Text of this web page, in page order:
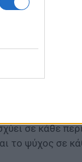
2023.
με
θα
300 ευρώ
σε κάθε
το ψύχος σε